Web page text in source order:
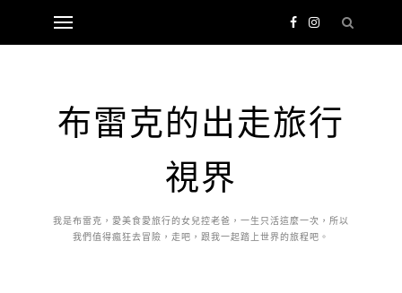
布雷克的出走旅行
視界
我是布雷克，愛美食愛旅行的女兒控老爸，一生只活這麼一次，所以
我們值得瘋狂去冒險，走吧，跟我一起踏上世界的旅程吧。